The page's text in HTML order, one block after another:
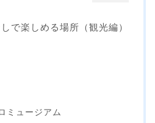
で楽しめる場所（観光編）
ミュージアム